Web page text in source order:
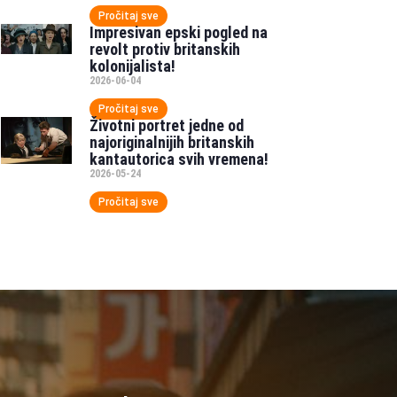
Pročitaj sve
Impresivan epski pogled na
revolt protiv britanskih
kolonijalista!
2026-06-04
Pročitaj sve
Životni portret jedne od
najoriginalnijih britanskih
kantautorica svih vremena!
2026-05-24
Pročitaj sve